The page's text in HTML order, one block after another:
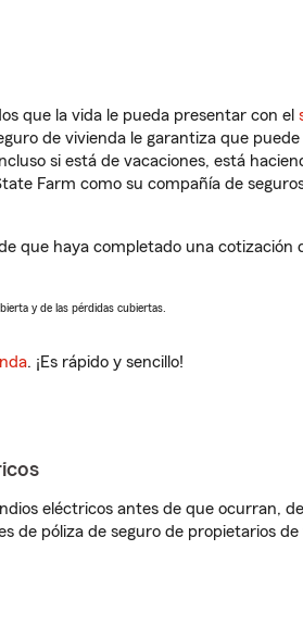
que la vida le pueda presentar con el
de vivienda le garantiza que
si está de vacaciones, está
Farm como su compañía de
que haya completado una cotización
y de las pérdidas cubiertas.
. ¡Es rápido y sencillo!
eléctricos antes de que ocurran,
de póliza de seguro de propietarios